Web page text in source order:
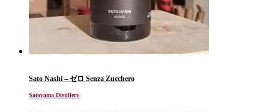
Sato Nashi – ゼロ Senza Zucchero
Satoyama Distillery